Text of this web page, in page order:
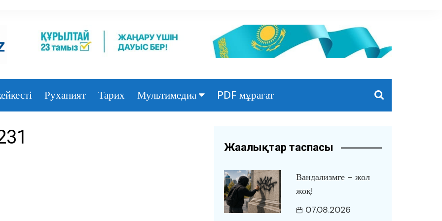
Руханият Тарих Мультимедиа PDF мұрағат
Жаңалықтар таспасы
Вандализмге – жол
жоқ!
07.08.2026